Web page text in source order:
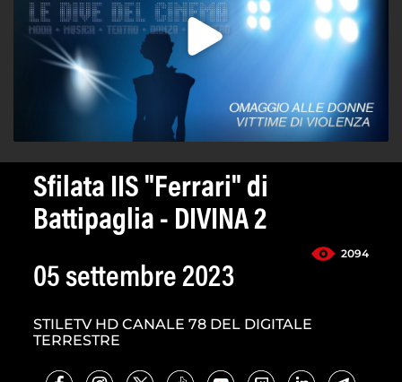
Sfilata IIS "Ferrari" di
Battipaglia - DIVINA 2
2094
05 settembre 2023
STILETV HD CANALE 78 DEL DIGITALE
TERRESTRE